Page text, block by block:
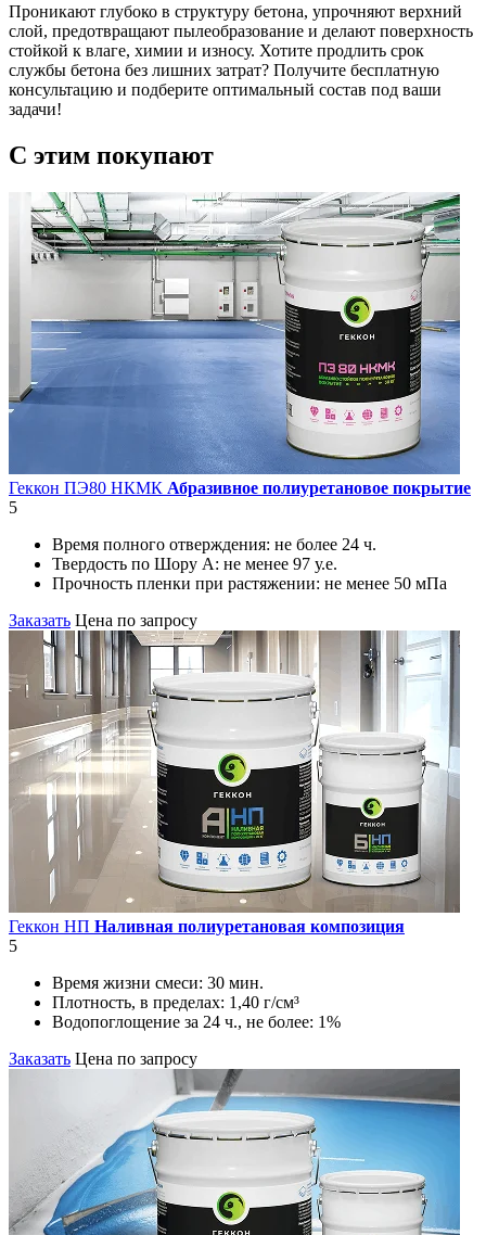
Проникают глубоко в структуру бетона, упрочняют верхний
слой, предотвращают пылеобразование и делают поверхность
стойкой к влаге, химии и износу. Хотите продлить срок
службы бетона без лишних затрат? Получите бесплатную
консультацию и подберите оптимальный состав под ваши
задачи!
C этим покупают
Геккон ПЭ80 НКМК Абразивное полиуретановое покрытие
5
Время полного отверждения: не более 24 ч.
Твердость по Шору А: не менее 97 у.е.
Прочность пленки при растяжении: не менее 50 мПа
Заказать Цена по запросу
Геккон НП Наливная полиуретановая композиция
5
Время жизни смеси: 30 мин.
Плотность, в пределах: 1,40 г/см³
Водопоглощение за 24 ч., не более: 1%
Заказать Цена по запросу